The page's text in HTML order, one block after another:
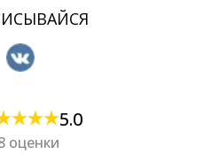
5.0
оценки